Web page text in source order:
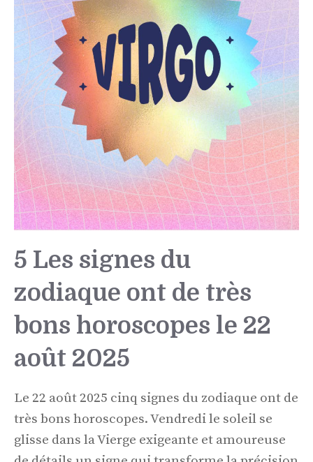
5 Les signes du
zodiaque ont de très
bons horoscopes le 22
août 2025
Le 22 août 2025 cinq signes du zodiaque ont de
très bons horoscopes. Vendredi le soleil se
glisse dans la Vierge exigeante et amoureuse